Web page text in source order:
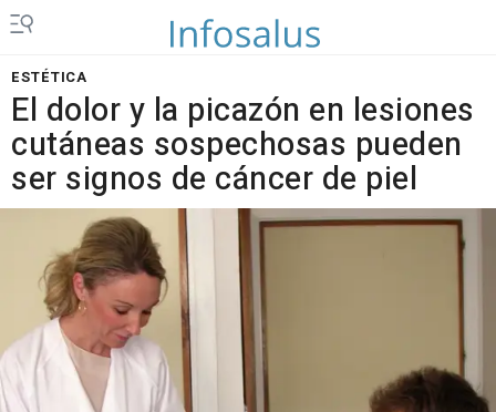
ESTÉTICA
El dolor y la picazón en lesiones
cutáneas sospechosas pueden
ser signos de cáncer de piel